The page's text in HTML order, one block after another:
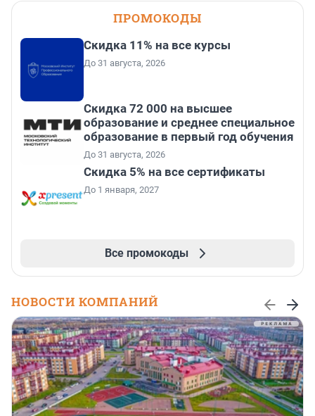
ПРОМОКОДЫ
Скидка 11% на все курсы
До 31 августа, 2026
Скидка 72 000 на высшее
образование и среднее специальное
образование в первый год обучения
До 31 августа, 2026
Скидка 5% на все сертификаты
До 1 января, 2027
Все промокоды
НОВОСТИ КОМПАНИЙ